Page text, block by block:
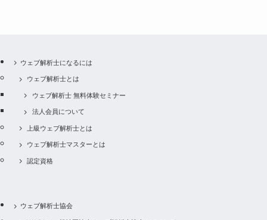
ウェブ解析士になるには
ウェブ解析士とは
ウェブ解析士 無料体験セミナー
法人会員について
上級ウェブ解析士とは
ウェブ解析士マスターとは
認定資格
ウェブ解析士協会